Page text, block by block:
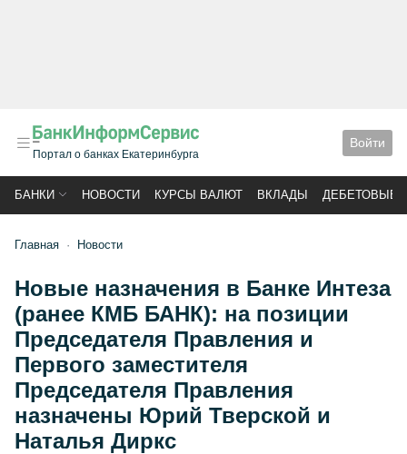
Портал о банках Екатеринбурга
Войти
БАНКИ НОВОСТИ КУРСЫ ВАЛЮТ ВКЛАДЫ ДЕБЕТОВЫЕ
Главная Новости
Новые назначения в Банке Интеза
(ранее КМБ БАНК): на позиции
Председателя Правления и
Первого заместителя
Председателя Правления
назначены Юрий Тверской и
Наталья Диркс